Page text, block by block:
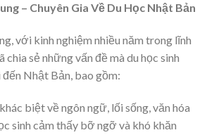
– Chuyên Gia Về Du Học Nhật Bản
với kinh nghiệm nhiều năm trong lĩnh
chia sẻ những vấn đề mà du học sinh
Nhật Bản, bao gồm:
biệt về ngôn ngữ, lối sống, văn hóa
sinh cảm thấy bỡ ngỡ và khó khăn